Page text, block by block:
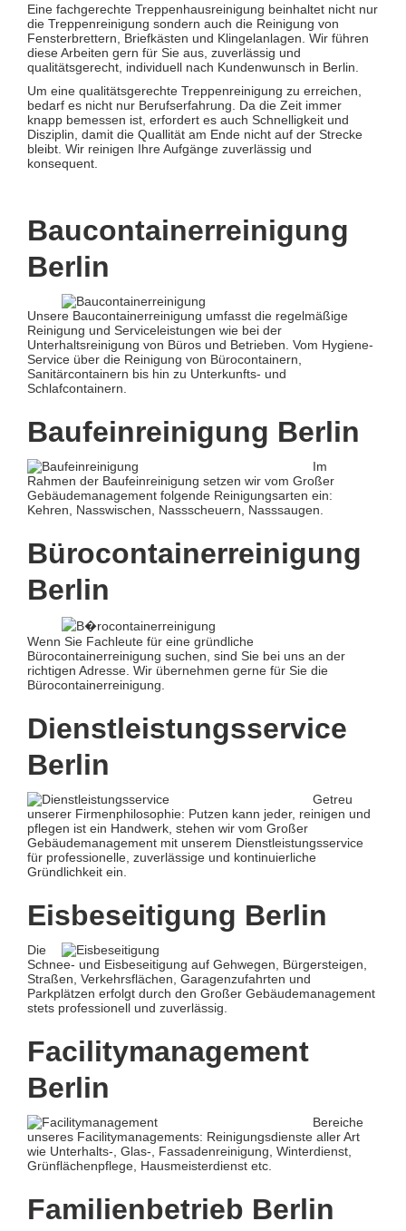
Eine fachgerechte Treppenhausreinigung beinhaltet nicht nur
die Treppenreinigung sondern auch die Reinigung von
Fensterbrettern, Briefkästen und Klingelanlagen. Wir führen
diese Arbeiten gern für Sie aus, zuverlässig und
qualitätsgerecht, individuell nach Kundenwunsch in Berlin.
Um eine qualitätsgerechte Treppenreinigung zu erreichen,
bedarf es nicht nur Berufserfahrung. Da die Zeit immer
knapp bemessen ist, erfordert es auch Schnelligkeit und
Disziplin, damit die Quallität am Ende nicht auf der Strecke
bleibt. Wir reinigen Ihre Aufgänge zuverlässig und
konsequent.
Baucontainerreinigung
Berlin
Unsere Baucontainerreinigung umfasst die regelmäßige
Reinigung und Serviceleistungen wie bei der
Unterhaltsreinigung von Büros und Betrieben. Vom Hygiene-
Service über die Reinigung von Bürocontainern,
Sanitärcontainern bis hin zu Unterkunfts- und
Schlafcontainern.
Baufeinreinigung Berlin
Im
Rahmen der Baufeinreinigung setzen wir vom Großer
Gebäudemanagement folgende Reinigungsarten ein:
Kehren, Nasswischen, Nassscheuern, Nasssaugen.
Bürocontainerreinigung
Berlin
Wenn Sie Fachleute für eine gründliche
Bürocontainerreinigung suchen, sind Sie bei uns an der
richtigen Adresse. Wir übernehmen gerne für Sie die
Bürocontainerreinigung.
Dienstleistungsservice
Berlin
Getreu
unserer Firmenphilosophie: Putzen kann jeder, reinigen und
pflegen ist ein Handwerk, stehen wir vom Großer
Gebäudemanagement mit unserem Dienstleistungsservice
für professionelle, zuverlässige und kontinuierliche
Gründlichkeit ein.
Eisbeseitigung Berlin
Die
Schnee- und Eisbeseitigung auf Gehwegen, Bürgersteigen,
Straßen, Verkehrsflächen, Garagenzufahrten und
Parkplätzen erfolgt durch den Großer Gebäudemanagement
stets professionell und zuverlässig.
Facilitymanagement
Berlin
Bereiche
unseres Facilitymanagements: Reinigungsdienste aller Art
wie Unterhalts-, Glas-, Fassadenreinigung, Winterdienst,
Grünflächenpflege, Hausmeisterdienst etc.
Familienbetrieb Berlin